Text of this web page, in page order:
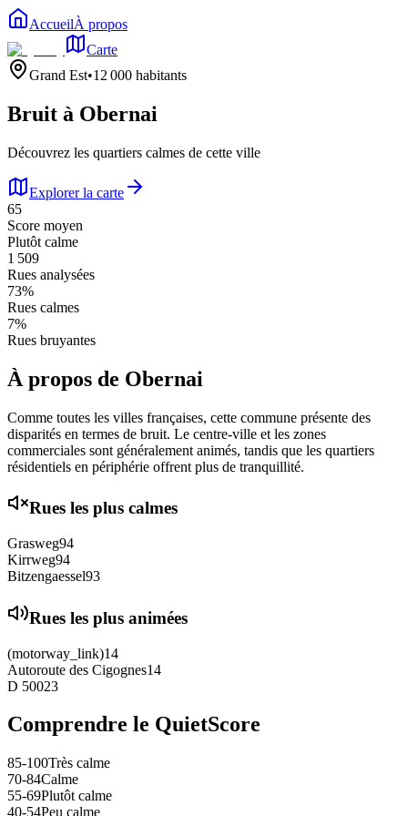
AccueilÀ propos
Carte
Grand Est•12 000 habitants
Bruit à Obernai
Découvrez les quartiers calmes de cette ville
Explorer la carte
65
Score moyen
Plutôt calme
1 509
Rues analysées
73%
Rues calmes
7%
Rues bruyantes
À propos de Obernai
Comme toutes les villes françaises, cette commune présente des
disparités en termes de bruit. Le centre-ville et les zones
commerciales sont généralement animés, tandis que les quartiers
résidentiels en périphérie offrent plus de tranquillité.
Rues les plus calmes
Grasweg94
Kirrweg94
Bitzengaessel93
Rues les plus animées
(motorway_link)14
Autoroute des Cigognes14
D 50023
Comprendre le QuietScore
85-100Très calme
70-84Calme
55-69Plutôt calme
40-54Peu calme